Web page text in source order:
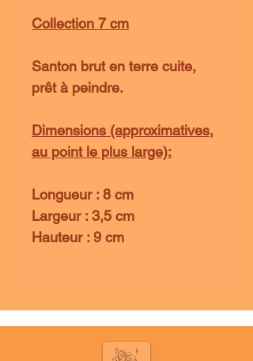
Collection 7 cm
Santon brut en terre cuite,
prêt à peindre.
Dimensions (approximatives,
au point le plus large):
Longueur : 8 cm
Largeur : 3,5 cm
Hauteur : 9 cm